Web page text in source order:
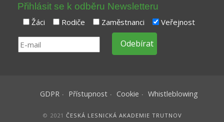
Přihlásit se k odběru Newsletteru
Žáci Rodiče Zaměstnanci Veřejnost
GDPR Přístupnost Cookie Whistleblowing
© 2021 ČESKÁ LESNICKÁ AKADEMIE TRUTNOV